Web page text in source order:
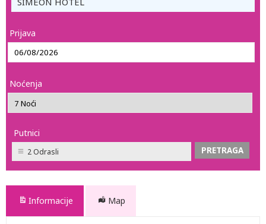
Prijava
Noćenja
Putnici
2 Odrasli
Informacije Map